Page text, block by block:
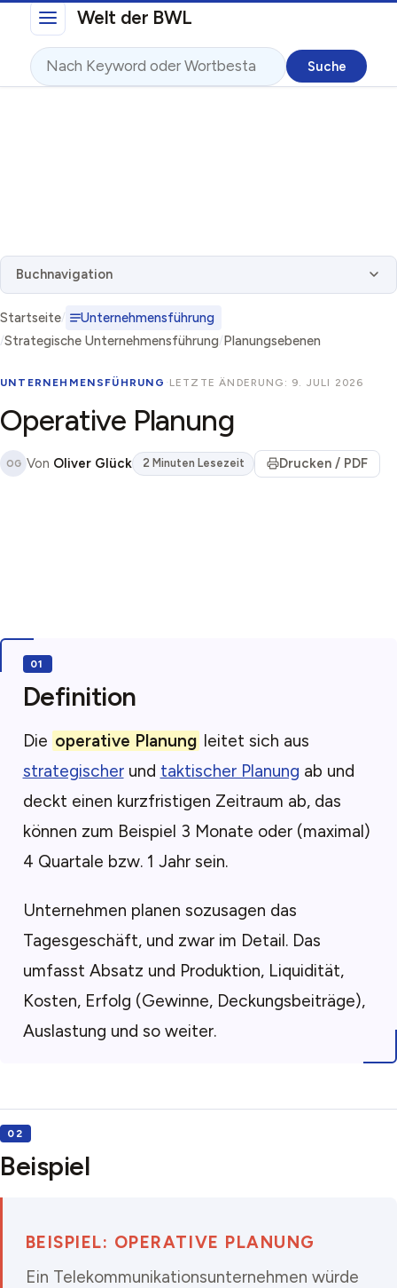
Direkt zum InhaltWelt der BWL
Suche
Buchnavigation
Startseite
Unternehmensführung
Strategische Unternehmensführung Planungsebenen
UNTERNEHMENSFÜHRUNG · LETZTE ÄNDERUNG: 9. JULI 2026
Operative Planung
OG Von Oliver Glück 2 Minuten Lesezeit Drucken / PDF
Definition
Die operative Planung leitet sich aus
strategischerund taktischer Planung ab und
deckt einen kurzfristigen Zeitraum ab, das
können zum Beispiel 3 Monate oder (maximal)
4 Quartale bzw. 1 Jahr sein.
Unternehmen planen sozusagen das
Tagesgeschäft, und zwar im Detail. Das
umfasst Absatz und Produktion, Liquidität,
Kosten, Erfolg (Gewinne, Deckungsbeiträge),
Auslastung und so weiter.
Beispiel
BEISPIEL: OPERATIVE PLANUNG
Ein Telekommunikationsunternehmen würde